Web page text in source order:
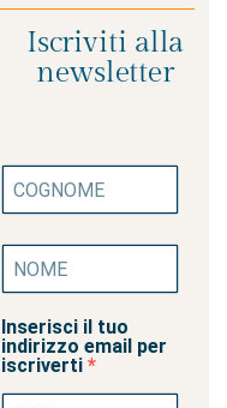
Iscriviti alla
newsletter
Inserisci il tuo
indirizzo email per
iscriverti